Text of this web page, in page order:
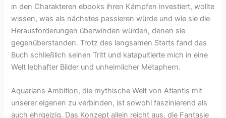
in den Charakteren ebooks ihren Kämpfen investiert, wollte
wissen, was als nächstes passieren würde und wie sie die
Herausforderungen überwinden würden, denen sie
gegenüberstanden. Trotz des langsamen Starts fand das
Buch schließlich seinen Tritt und katapultierte mich in eine
Welt lebhafter Bilder und unheimlicher Metaphern.
Aquarians Ambition, die mythische Welt von Atlantis mit
unserer eigenen zu verbinden, ist sowohl faszinierend als
auch ehrgeizig. Das Konzept allein reicht aus, die Fantasie